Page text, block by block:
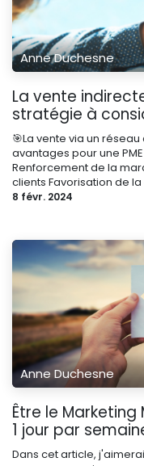
Anne Duchesne
La vente
stratégie à
🎯La vente via un
avantages pour une
Renforcement de la
clients Favorisation de
8 févr. 2024
Anne Duchesne
Être le Marketing
1 jour par
Dans cet article,